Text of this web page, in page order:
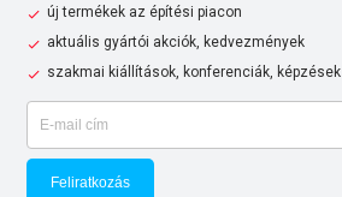
új termékek az építési piacon
aktuális gyártói akciók, kedvezmények
szakmai kiállítások, konferenciák, képzések
Feliratkozás